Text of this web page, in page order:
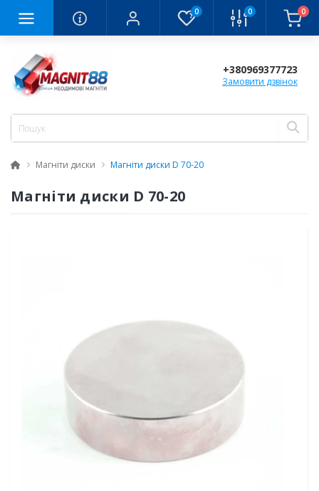
0 0 0
+380969377723
Замовити дзвінок
Магніти диски Магніти диски D 70-20
Магніти диски D 70-20